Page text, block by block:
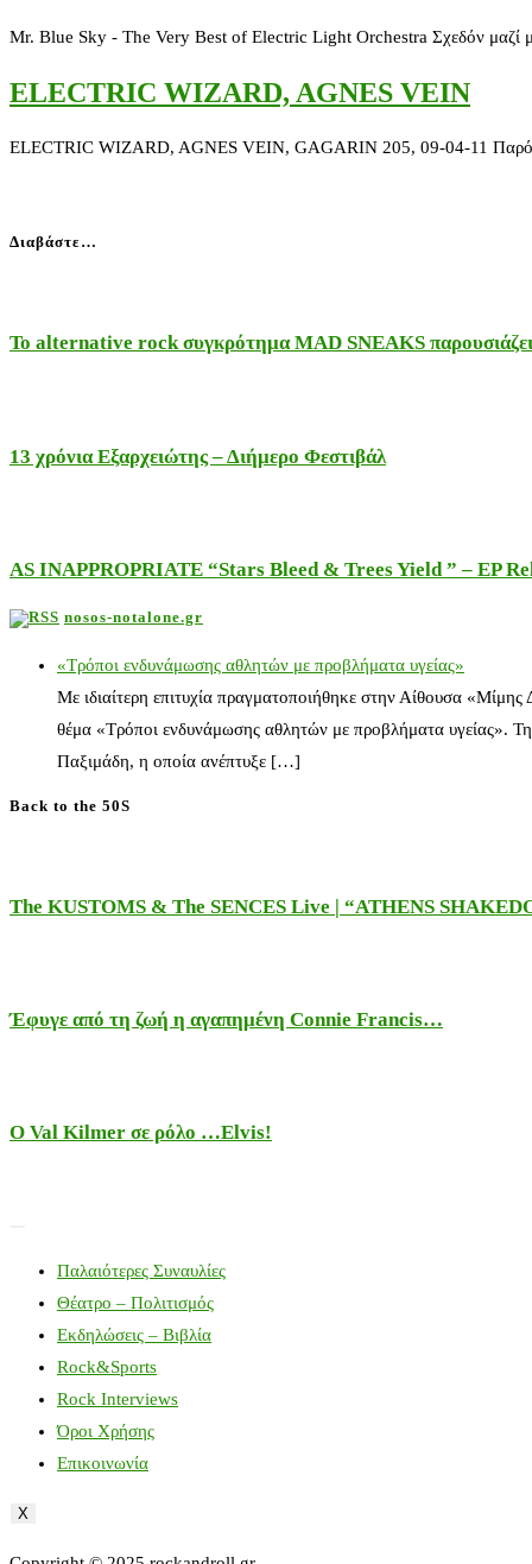
Mr. Blue Sky - The Very Best of Electric Light Orchestra Σχεδόν μαζί
ELECTRIC WIZARD, AGNES VEIN
ELECTRIC WIZARD, AGNES VEIN, GAGARIN 205, 09-04-11 Παρόλο
Διαβάστε…
Το alternative rock συγκρότημα MAD SNEAKS
13 χρόνια Εξαρχειώτης – Διήμερο Φεστιβάλ
AS INAPPROPRIATE “Stars Bleed & Trees Yield ” – EP
nosos-notalone.gr
«Τρόποι ενδυνάμωσης αθλητών με προβλήματα υγείας»
Με ιδιαίτερη επιτυχία πραγματοποιήθηκε στην Αίθουσα
θέμα «Τρόποι ενδυνάμωσης αθλητών με προβλήματα υγείας».
Παξιμάδη, η οποία ανέπτυξε […]
Back to the 50S
The KUSTOMS & The SENCES Live | “ATHENS
Έφυγε από τη ζωή η αγαπημένη Connie Francis…
Ο Val Kilmer σε ρόλο …Elvis!
Παλαιότερες Συναυλίες
Θέατρο – Πολιτισμός
Εκδηλώσεις – Βιβλία
Rock&Sports
Rock Interviews
Όροι Χρήσης
Επικοινωνία
X